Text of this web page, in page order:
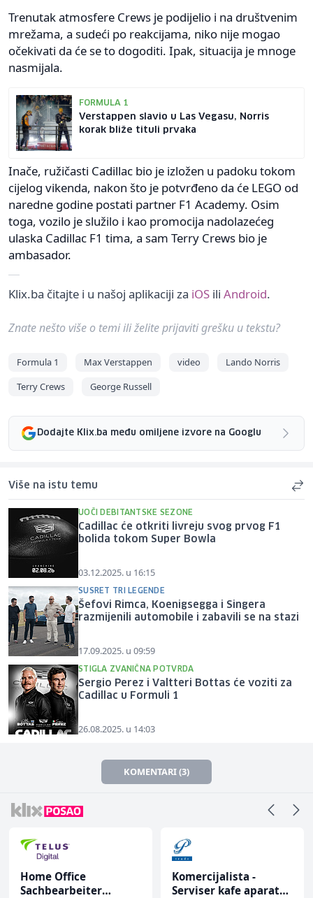
Trenutak atmosfere Crews je podijelio i na društvenim
mrežama, a sudeći po reakcijama, niko nije mogao
očekivati da će se to dogoditi. Ipak, situacija je mnoge
nasmijala.
FORMULA 1
Verstappen slavio u Las Vegasu, Norris
korak bliže tituli prvaka
Inače, ružičasti Cadillac bio je izložen u padoku tokom
cijelog vikenda, nakon što je potvrđeno da će LEGO od
naredne godine postati partner F1 Academy. Osim
toga, vozilo je služilo i kao promocija nadolazećeg
ulaska Cadillac F1 tima, a sam Terry Crews bio je
ambasador.
Klix.ba čitajte i u našoj aplikaciji za iOS ili Android.
Znate nešto više o temi ili želite prijaviti grešku u tekstu?
Formula 1 Max Verstappen video
Lando Norris
Terry Crews
George Russell
Dodajte Klix.ba među omiljene izvore na Googlu
Više na istu temu
UOČI DEBITANTSKE SEZONE
Cadillac će otkriti livreju svog prvog F1
bolida tokom Super Bowla
03.12.2025. u 16:15
SUSRET TRI LEGENDE
Šefovi Rimca, Koenigsegga i Singera
razmijenili automobile i zabavili se na stazi
17.09.2025. u 09:59
STIGLA ZVANIČNA POTVRDA
Sergio Perez i Valtteri Bottas će voziti za
Cadillac u Formuli 1
26.08.2025. u 14:03
KOMENTARI (3)
Komercijalista -
Serviser kafe aparata
Konobar (m/ž)